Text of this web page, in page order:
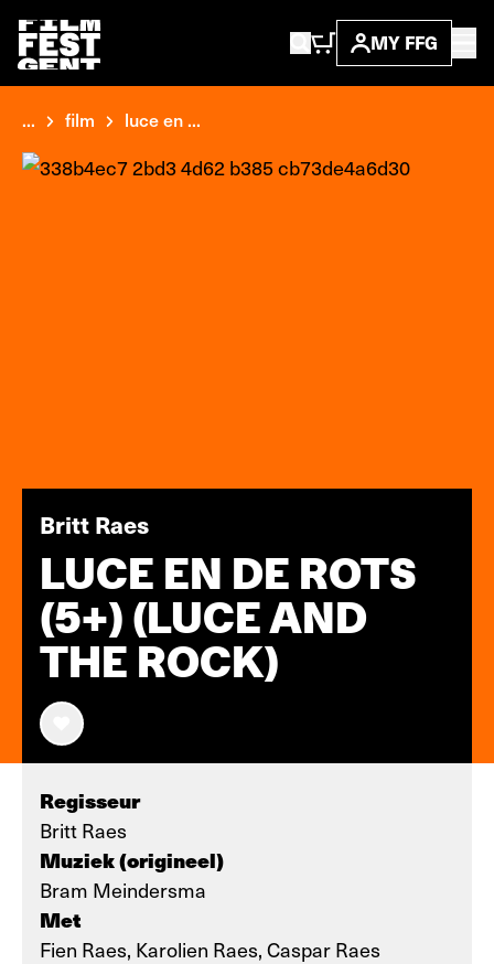
MY FFG
... film luce en ...
Britt Raes
LUCE EN DE ROTS
(5+) (LUCE AND
THE ROCK)
Regisseur
Britt Raes
Muziek (origineel)
Bram Meindersma
Met
Fien Raes, Karolien Raes, Caspar Raes